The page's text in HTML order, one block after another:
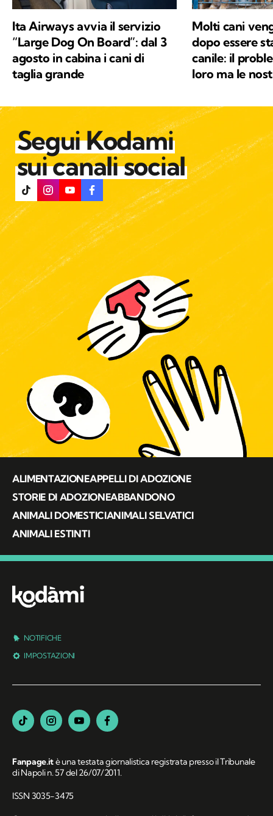
Ita Airways avvia il servizio
“Large Dog On Board”: dal 3
agosto in cabina i cani di
taglia grande
Molti cani
dopo essere
canile: il
loro ma le
Segui Kodami
sui canali social
ALIMENTAZIONEAPPELLI DI ADOZIONE
STORIE DI ADOZIONEABBANDONO
ANIMALI DOMESTICIANIMALI SELVATICI
ANIMALI ESTINTI
NOTIFICHE
IMPOSTAZIONI
Fanpage.itè una testata giornalistica registrata presso il Tribunale
di Napoli n. 57 del 26/07/2011.
ISSN 3035-3475